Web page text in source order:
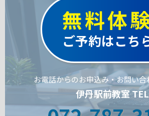
無料体
ご予約はこち
お電話からのお申込み・お問い
伊丹駅前教室 TEL